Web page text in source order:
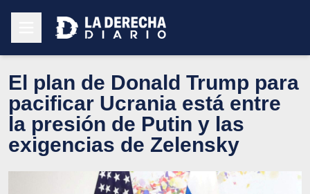
El plan de Donald Trump para
pacificar Ucrania está entre
la presión de Putin y las
exigencias de Zelensky